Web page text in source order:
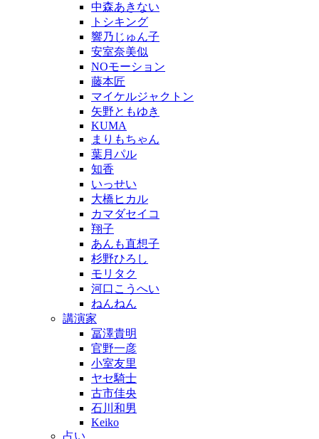
中森あきない
トシキング
響乃じゅん子
安室奈美似
NOモーション
藤本匠
マイケルジャクトン
矢野ともゆき
KUMA
まりもちゃん
葉月パル
知香
いっせい
大橋ヒカル
カマダセイコ
翔子
あんも直想子
杉野ひろし
モリタク
河口こうへい
ねんねん
講演家
冨澤貴明
官野一彦
小室友里
ヤセ騎士
古市佳央
石川和男
Keiko
占い